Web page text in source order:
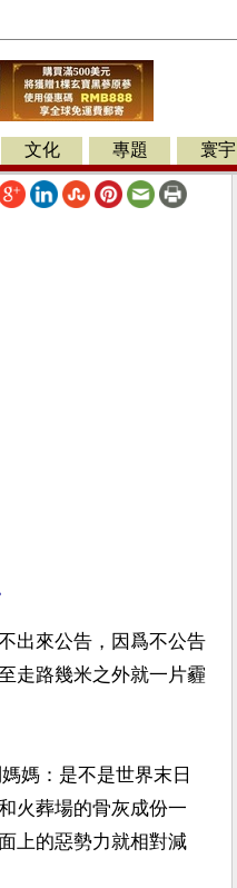
文化 專題 寰宇
出來公告，因爲不公告
走路幾米之外就一片霾
媽：是不是世界末日
火葬場的骨灰成份一
上的惡勢力就相對減